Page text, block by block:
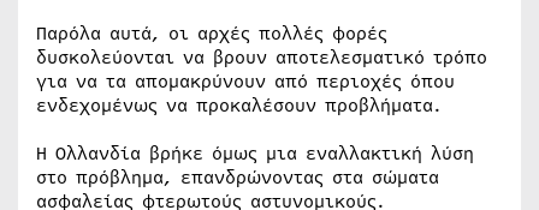
Παρόλα αυτά, οι αρχές πολλές φορές
δυσκολεύονται να βρουν αποτελεσματικό τρόπο
για να τα απομακρύνουν από περιοχές όπου
ενδεχομένως να προκαλέσουν προβλήματα.
Η Ολλανδία βρήκε όμως μια εναλλακτική λύση
στο πρόβλημα, επανδρώνοντας στα σώματα
ασφαλείας φτερωτούς αστυνομικούς.